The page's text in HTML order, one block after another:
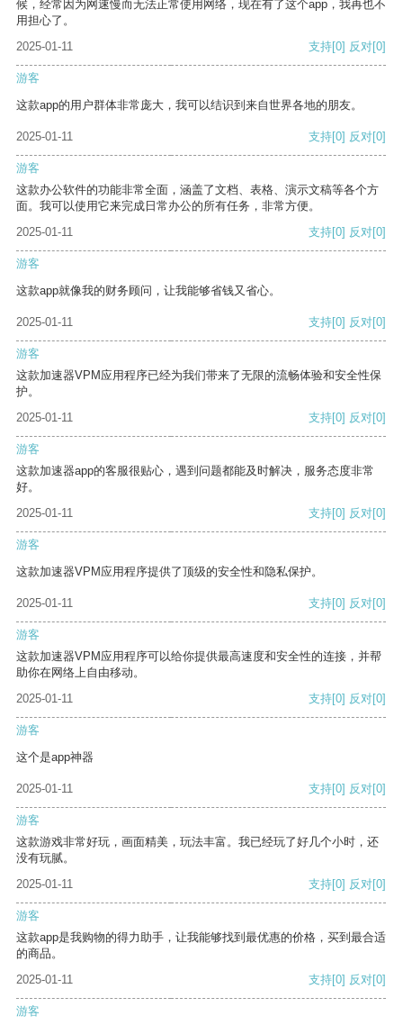
候，经常因为网速慢而无法正常使用网络，现在有了这个app，我再也不
用担心了。
2025-01-11
支持[0] 反对[0]
游客
这款app的用户群体非常庞大，我可以结识到来自世界各地的朋友。
2025-01-11 支持[0] 反对[0]
游客
这款办公软件的功能非常全面，涵盖了文档、表格、演示文稿等各个方
面。我可以使用它来完成日常办公的所有任务，非常方便。
2025-01-11
支持[0] 反对[0]
游客
这款app就像我的财务顾问，让我能够省钱又省心。
2025-01-11 支持[0] 反对[0]
游客
这款加速器VPM应用程序已经为我们带来了无限的流畅体验和安全性保
护。
2025-01-11
支持[0] 反对[0]
游客
这款加速器app的客服很贴心，遇到问题都能及时解决，服务态度非常
好。
2025-01-11
支持[0] 反对[0]
游客
这款加速器VPM应用程序提供了顶级的安全性和隐私保护。
2025-01-11 支持[0] 反对[0]
游客
这款加速器VPM应用程序可以给你提供最高速度和安全性的连接，并帮
助你在网络上自由移动。
2025-01-11
支持[0] 反对[0]
游客
这个是app神器
2025-01-11 支持[0] 反对[0]
游客
这款游戏非常好玩，画面精美，玩法丰富。我已经玩了好几个小时，还
没有玩腻。
2025-01-11
支持[0] 反对[0]
游客
这款app是我购物的得力助手，让我能够找到最优惠的价格，买到最合适
的商品。
2025-01-11
支持[0] 反对[0]
游客